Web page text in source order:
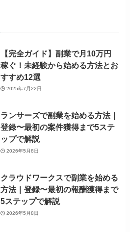
【完全ガイド】副業で月10万円
稼ぐ！未経験から始める方法とお
すすめ12選
2025年7月22日
ランサーズで副業を始める方法｜
登録〜最初の案件獲得まで5ステ
ップで解説
2026年5月8日
クラウドワークスで副業を始める
方法｜登録〜最初の報酬獲得まで
5ステップで解説
2026年5月8日